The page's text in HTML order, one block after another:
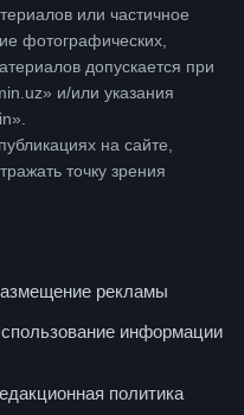
или частичное
фотографических,
допускается при
и/или указания
на сайте,
точку зрения
рекламы
информации
политика